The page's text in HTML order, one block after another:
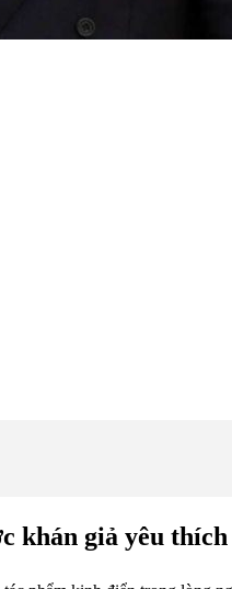
khán giả yêu